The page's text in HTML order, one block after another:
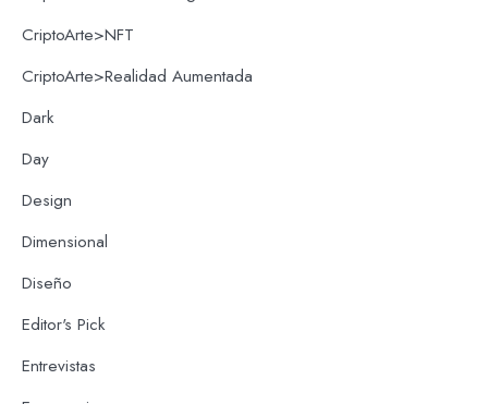
CriptoArte>NFT
CriptoArte>Realidad Aumentada
Dark
Day
Design
Dimensional
Diseño
Editor's Pick
Entrevistas